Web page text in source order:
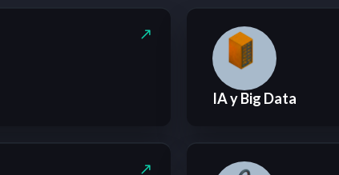
IA y Big Data